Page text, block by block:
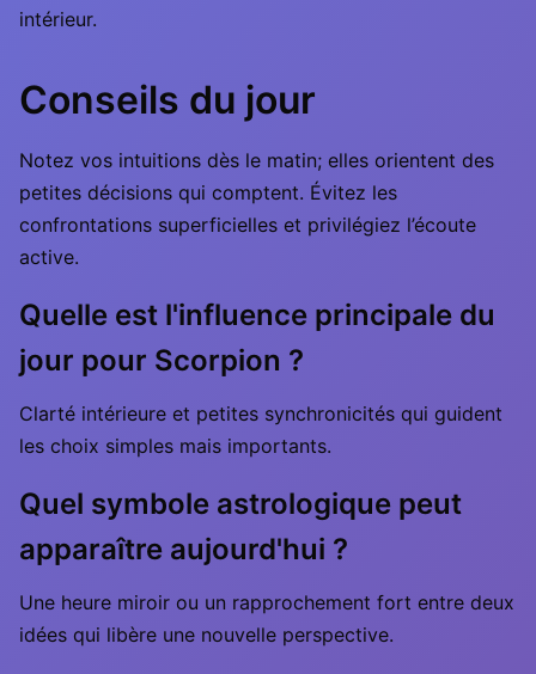
intérieur.
Conseils du jour
Notez vos intuitions dès le matin; elles orientent des
petites décisions qui comptent. Évitez les
confrontations superficielles et privilégiez l’écoute
active.
Quelle est l'influence principale du
jour pour Scorpion ?
Clarté intérieure et petites synchronicités qui guident
les choix simples mais importants.
Quel symbole astrologique peut
apparaître aujourd'hui ?
Une heure miroir ou un rapprochement fort entre deux
idées qui libère une nouvelle perspective.